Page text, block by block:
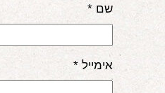
שם *
אימייל *